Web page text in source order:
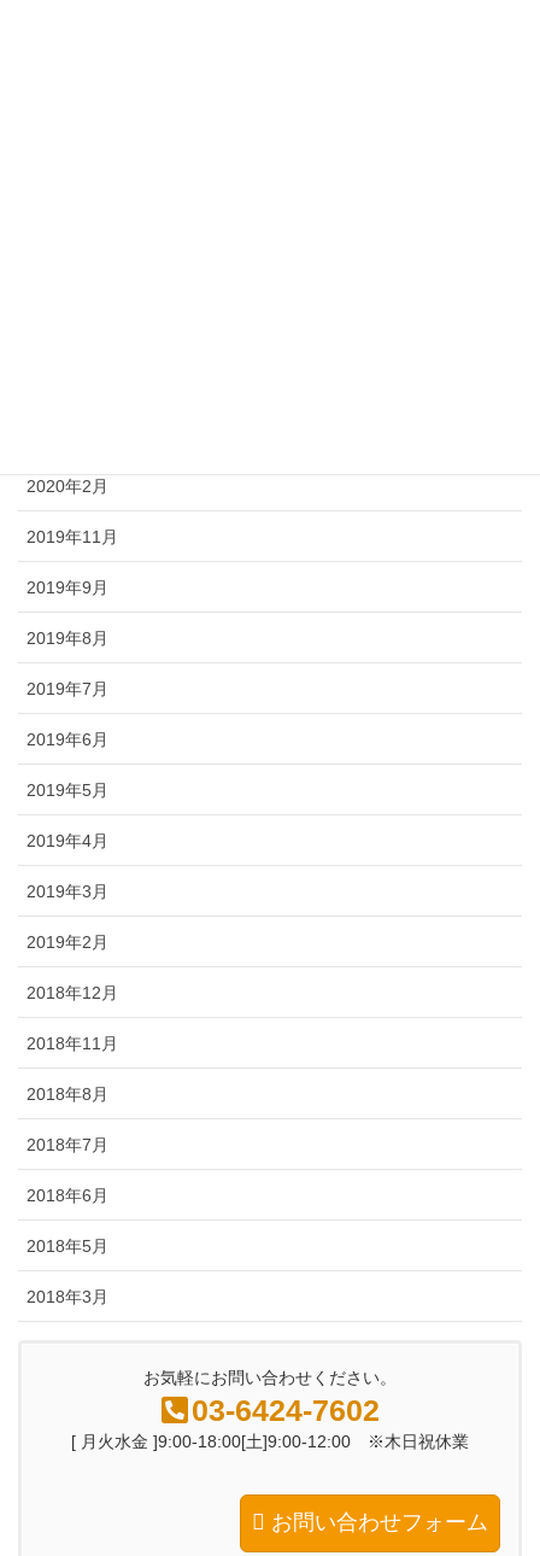
2020年2月
2019年11月
2019年9月
2019年8月
2019年7月
2019年6月
2019年5月
2019年4月
2019年3月
2019年2月
2018年12月
2018年11月
2018年8月
2018年7月
2018年6月
2018年5月
2018年3月
お気軽にお問い合わせください。
03-6424-7602
[ 月火水金 ]9:00-18:00[土]9:00-12:00 ※木日祝休業
お問い合わせフォーム